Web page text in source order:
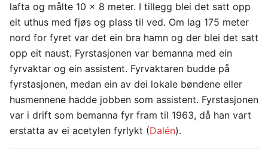
lafta og målte 10 x 8 meter. I tillegg blei det satt opp
eit uthus med fjøs og plass til ved. Om lag 175 meter
nord for fyret var det ein bra hamn og der blei det satt
opp eit naust. Fyrstasjonen var bemanna med ein
fyrvaktar og ein assistent. Fyrvaktaren budde på
fyrstasjonen, medan ein av dei lokale bøndene eller
husmennene hadde jobben som assistent. Fyrstasjonen
var i drift som bemanna fyr fram til 1963, då han vart
erstatta av ei acetylen fyrlykt (Dalén).